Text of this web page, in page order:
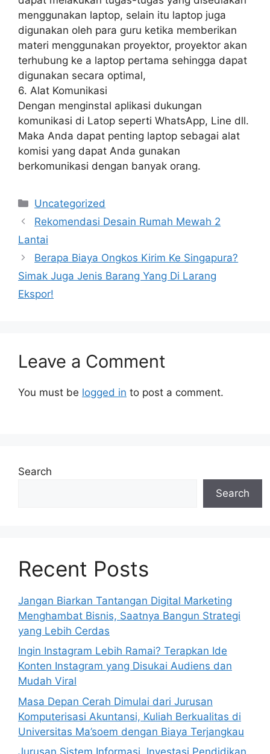
menggunakan laptop, selain itu laptop juga
digunakan oleh para guru ketika memberikan
materi menggunakan proyektor, proyektor akan
terhubung ke a laptop pertama sehingga dapat
digunakan secara optimal,
6. Alat Komunikasi
Dengan menginstal aplikasi dukungan
komunikasi di Latop seperti WhatsApp, Line dll.
Maka Anda dapat penting laptop sebagai alat
komisi yang dapat Anda gunakan
berkomunikasi dengan banyak orang.
Categories
Uncategorized
Rekomendasi Desain Rumah Mewah 2
Lantai
Berapa Biaya Ongkos Kirim Ke Singapura?
Simak Juga Jenis Barang Yang Di Larang
Ekspor!
Leave a Comment
You must be logged in to post a comment.
Search
Search
Recent Posts
Jangan Biarkan Tantangan Digital Marketing
Menghambat Bisnis, Saatnya Bangun Strategi
yang Lebih Cerdas
Ingin Instagram Lebih Ramai? Terapkan Ide
Konten Instagram yang Disukai Audiens dan
Mudah Viral
Masa Depan Cerah Dimulai dari Jurusan
Komputerisasi Akuntansi, Kuliah Berkualitas di
Universitas Ma’soem dengan Biaya Terjangkau
Jurusan Sistem Informasi, Investasi Pendidikan